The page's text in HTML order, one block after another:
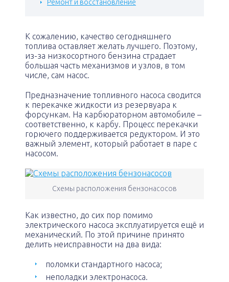
Ремонт и восстановление
К сожалению, качество сегодняшнего
топлива оставляет желать лучшего. Поэтому,
из-за низкосортного бензина страдает
большая часть механизмов и узлов, в том
числе, сам насос.
Предназначение топливного насоса сводится
к перекачке жидкости из резервуара к
форсункам. На карбюраторном автомобиле –
соответственно, к карбу. Процесс перекачки
горючего поддерживается редуктором. И это
важный элемент, который работает в паре с
насосом.
Схемы расположения бензонасосов
Как известно, до сих пор помимо
электрического насоса эксплуатируется ещё и
механический. По этой причине принято
делить неисправности на два вида:
поломки стандартного насоса;
неполадки электронасоса.